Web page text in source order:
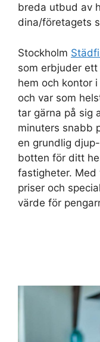
breda utbud av
dina/företagets
Stockholm
som erbjuder
hem och kontor
och var som
tar gärna på sig
minuters snabb
en grundlig
botten för ditt
fastigheter. Med
priser och
värde för